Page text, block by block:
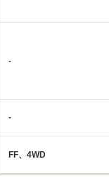
-
-
FF、4WD